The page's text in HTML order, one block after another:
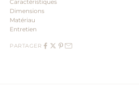
Caractéristiques
Dimensions
Matériau
Entretien
PARTAGER